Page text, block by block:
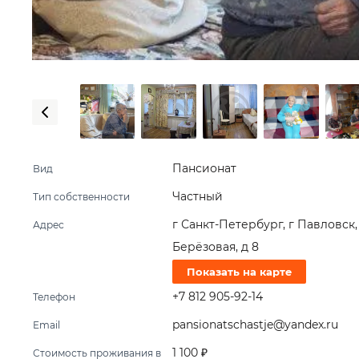
Вид Пансионат
Тип собственности Частный
Адрес
г Санкт-Петербург, г
Берёзовая, д 8
Показать на карте
Телефон +7 812 905-92-14
Email pansionatschastje@yandex.ru
Стоимость проживания в
1 100 ₽